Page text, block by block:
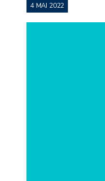
4 MAI 2022